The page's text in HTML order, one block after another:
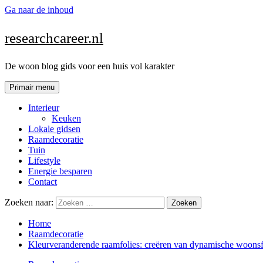
Ga naar de inhoud
researchcareer.nl
De woon blog gids voor een huis vol karakter
Primair menu
Interieur
Keuken
Lokale gidsen
Raamdecoratie
Tuin
Lifestyle
Energie besparen
Contact
Zoeken naar:
Home
Raamdecoratie
Kleurveranderende raamfolies: creëren van dynamische